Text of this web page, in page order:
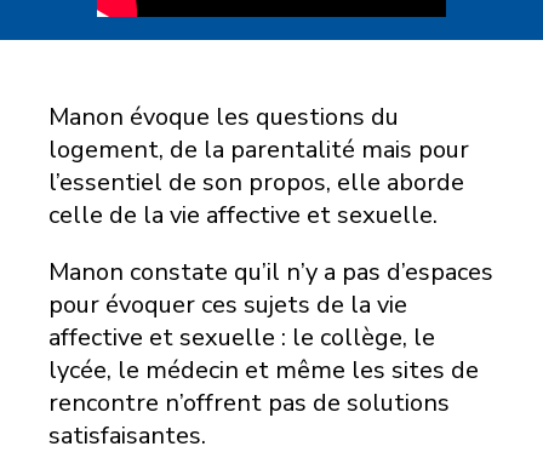
Manon évoque les questions du
logement, de la parentalité mais pour
l’essentiel de son propos, elle aborde
celle de la vie affective et sexuelle.
Manon constate qu’il n’y a pas d’espaces
pour évoquer ces sujets de la vie
affective et sexuelle : le collège, le
lycée, le médecin et même les sites de
rencontre n’offrent pas de solutions
satisfaisantes.